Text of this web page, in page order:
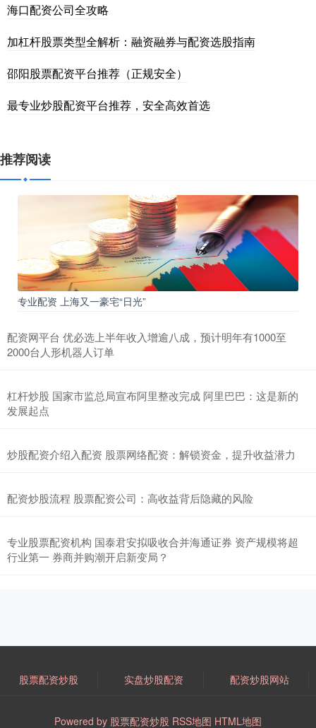
海口配资公司全攻略
加杠杆股票类型全解析：融资融券与配资选股指南
邵阳股票配资平台推荐（正规安全）
最专业炒股配资平台推荐，安全高效首选
推荐阅读
专业配资 上海又一豪宅“日光”
配资网平台 优必选上半年收入增逾八成，预计明年有1000至
2000台人形机器人订单
杠杆炒股 国家市监总局宣布阿里整改完成 阿里巴巴：这是新的
发展起点
炒股配资介绍入配资 股票网络配资：解锁资金，提升收益潜力
配资炒股流程 股票配资公司：高收益背后隐藏的风险
专业股票配资机构 国泰君安拟吸收合并海通证券 资产规模将超
行业第一 券商并购潮开启新变局？
股票配资炒股 实盘炒股配资 配资炒股网站
Powered by 股票配资炒股 RSS地图 HTML地图